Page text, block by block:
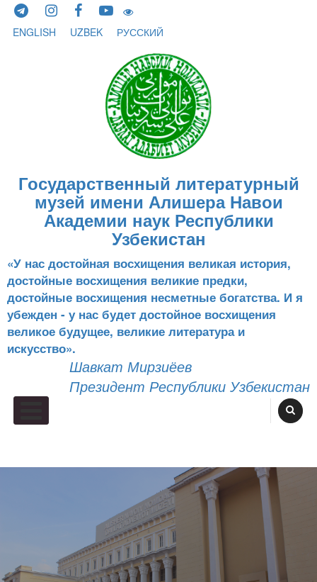
Skip to content
ENGLISH
UZBEK РУССКИЙ
Государственный литературный
музей имени Алишера Навои
Академии наук Республики
Узбекистан
«У нас достойная восхищения великая история,
достойные восхищения великие предки,
достойные восхищения несметные богатства. И я
убежден - у нас будет достойное восхищения
великое будущее, великие литература и
искусство».
Шавкат Мирзиёев
Президент Республики Узбекистан